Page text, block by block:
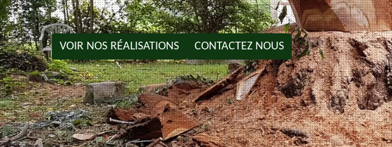
VOIR NOS RÉALISATIONS CONTACTEZ NOUS